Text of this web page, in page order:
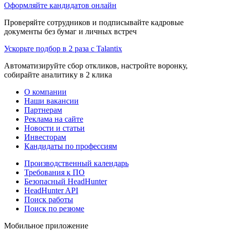
Оформляйте кандидатов онлайн
Проверяйте сотрудников и подписывайте кадровые
документы без бумаг и личных встреч
Ускорьте подбор в 2 раза с Talantix
Автоматизируйте сбор откликов, настройте воронку,
собирайте аналитику в 2 клика
О компании
Наши вакансии
Партнерам
Реклама на сайте
Новости и статьи
Инвесторам
Кандидаты по профессиям
Производственный календарь
Требования к ПО
Безопасный HeadHunter
HeadHunter API
Поиск работы
Поиск по резюме
Мобильное приложение